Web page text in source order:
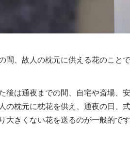
間、故人の枕元に供える花のことで
後は通夜までの間、自宅や斎場、
の枕元に枕花を供え、通夜の日、
大きくない花を送るのが一般的です